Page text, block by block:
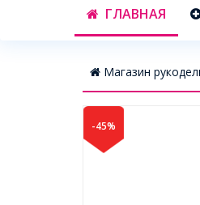
ГЛАВНАЯ
Магазин
-45%